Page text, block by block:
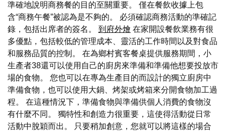
準確地說明商務餐的目的至關重要。 僅在餐飲收據上包
含“商務午餐”被認為是不夠的。 必須確認商務活動的準確記
錄，包括出席者的簽名。 到府外燴 在家開設餐飲業務有很
多優點，包括較低的管理成本、靈活的工作時間以及對食品
和服務品質的控制。 在為鄉村賓客餐桌提供服務期間，小
生產者38還可以使用自己的廚房來準備和準備他想要投放市
場的食物。 您也可以在專為生產目的而設計的獨立廚房中
準備食物，也可以使用大鍋、烤架或烤箱來分開食物加工過
程。 在這種情況下，準備食物與準備供個人消費的食物沒
有什麼不同。 獨特性和創造力很重要，這使得活動從日常
活動中脫穎而出。 只要稍加創意，您就可以將這樣的場合